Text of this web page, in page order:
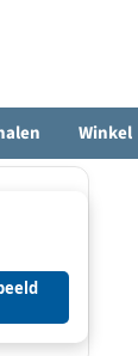
Winkel